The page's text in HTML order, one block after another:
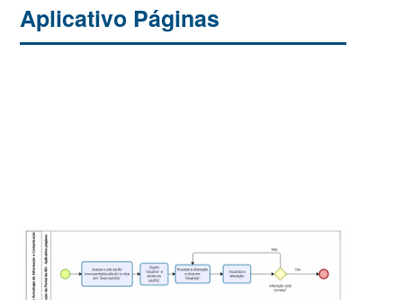
Aplicativo Páginas